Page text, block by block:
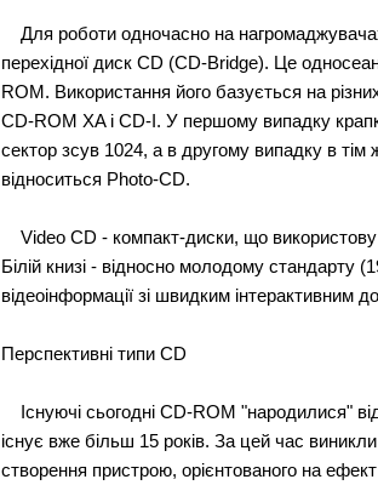
Для роботи одночасно на
перехідної диск CD (CD-Bridge). Це
ROM. Використання його базується на
CD-ROM XA і CD-I. У першому випадку
сектор зсув 1024, а в другому випадку в тім
відноситься Photo-CD.
Video CD - компакт-диски, що
Білій книзі - відносно молодому стандарту
відеоінформації зі швидким інтерактивним
Перспективні типи CD
Існуючі сьогодні CD-ROM "народилися"
існує вже більш 15 років. За цей час виникли
створення пристрою, орієнтованого на